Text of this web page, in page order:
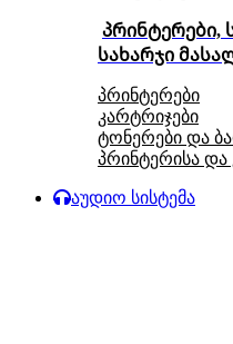
პრინტერები,
სახარჯი
პრინტერები
კარტრიჯები
ტონერები და
პრინტერისა და
აუდიო სისტემა